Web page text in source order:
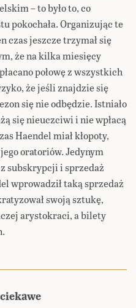
– to było to, co
pokochała. Organizując te
czas jeszcze trzymał się
że na kilka miesięcy
połowę z wszystkich
że jeśli znajdzie się
się nie odbędzie. Istniało
się nieuczciwi i nie wpłacą
Haendel miał kłopoty,
oratoriów. Jedynym
subskrypcji i sprzedaż
wprowadził taką sprzedaż
swoją sztukę,
arystokraci, a bilety